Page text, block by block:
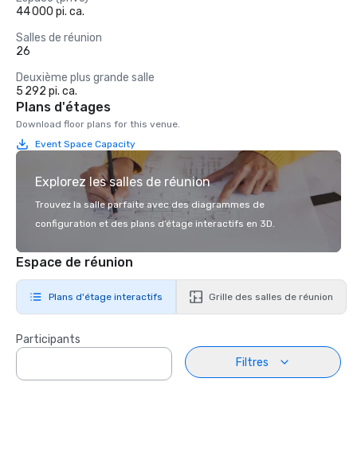
44 000 pi. ca.
Salles de réunion
26
Deuxième plus grande salle
5 292 pi. ca.
Plans d'étages
Download floor plans for this venue.
Event Space Capacity
Explorez les salles de réunion
Trouvez la salle parfaite avec des diagrammes de
configuration et des plans d’étage interactifs en 3D.
Espace de réunion
Plans d'étage interactifs Grille des salles de réunion
Participants
Filtres